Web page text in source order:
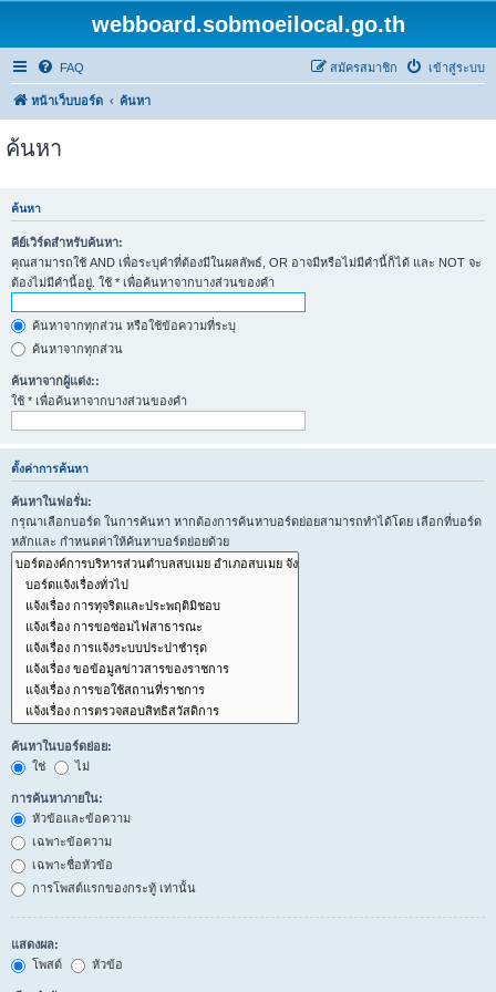
webboard.sobmoeilocal.go.th
FAQ เข้าสู่ระบบ
สมัครสมาชิก
หน้าเว็บบอร์ด ค้นหา
ค้นหา
ค้นหา
คีย์เวิร์ดสำหรับค้นหา:
คุณสามารถใช้ AND เพื่อระบุคำที่ต้องมีในผลลัพธ์, OR อาจมีหรือไม่มีคำนี้ก็ได้ และ NOT จะ
ต้องไม่มีคำนี้อยู่. ใช้ * เพื่อค้นหาจากบางส่วนของคำ
ค้นหาจากทุกส่วน หรือใช้ข้อความที่ระบุ
ค้นหาจากทุกส่วน
ค้นหาจากผู้แต่ง::
ใช้ * เพื่อค้นหาจากบางส่วนของคำ
ตั้งค่าการค้นหา
ค้นหาในฟอรั่ม:
กรุณาเลือกบอร์ด ในการค้นหา หากต้องการค้นหาบอร์ดย่อยสามารถทำได้โดย เลือกที่บอร์ด
หลักและ กำหนดค่าให้ค้นหาบอร์ดย่อยด้วย
ค้นหาในบอร์ดย่อย:
ใช่
ไม่
การค้นหาภายใน:
หัวข้อและข้อความ
เฉพาะข้อความ
เฉพาะชื่อหัวข้อ
การโพสต์แรกของกระทู้ เท่านั้น
แสดงผล:
โพสต์
หัวข้อ